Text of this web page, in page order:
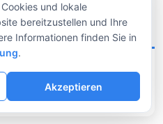
U700 / U700-C0
und lokale
bereitzustellen und Ihre
Informationen finden Sie in
.
Akzeptieren